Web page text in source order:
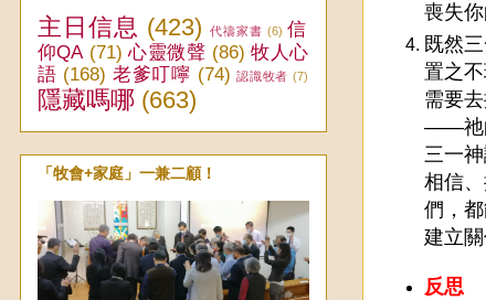
喪失你
既然
置之
需要
――祂
三一
相信
們，
建立
反思
主日信息 (423) 代禱家書 (6) 信
仰QA (71) 心靈微聲 (86) 牧人心
語 (168) 老爹叮嚀 (74) 認識牧者 (7)
隱藏嗎哪 (663)
「牧會+家庭」一兼二顧！